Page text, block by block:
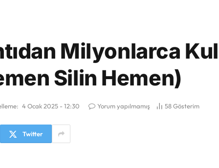
Milyonlarca
Silin Hemen)
4 Ocak 2025 - 12:30 Yorum yapılmamış 58Gösterim
Twitter